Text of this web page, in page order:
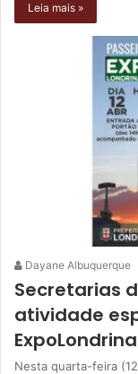
Leia mais »
Dayane Albuquerque
Secretarias
atividade
ExpoLondrina
Nesta quarta-feira